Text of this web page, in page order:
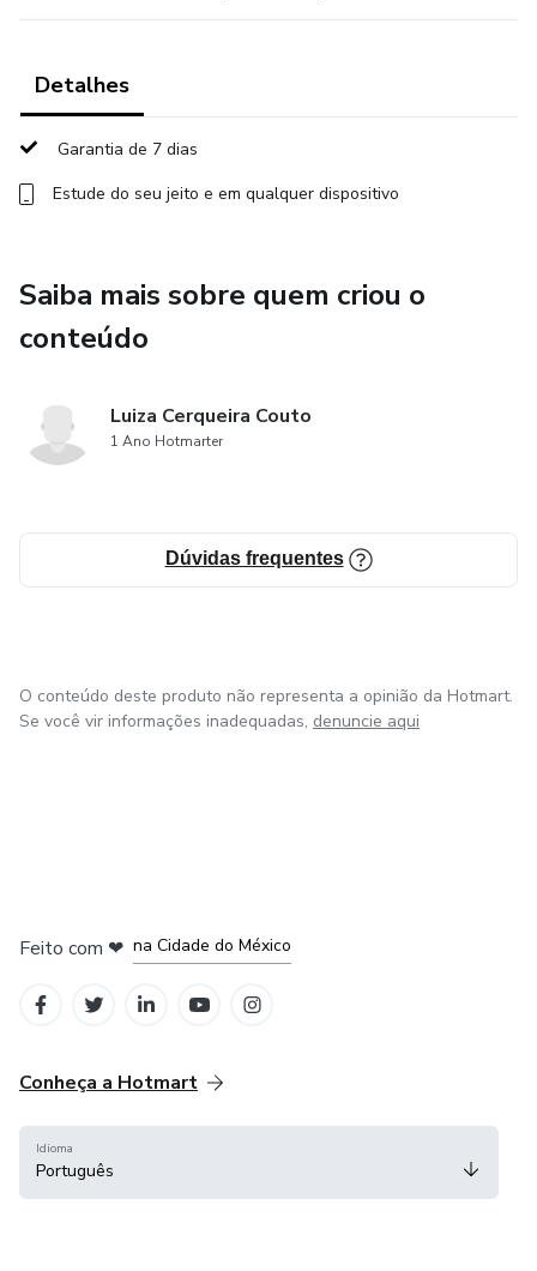
Detalhes
Garantia de 7 dias
Estude do seu jeito e em qualquer dispositivo
Saiba mais sobre quem criou o
conteúdo
Luiza Cerqueira Couto
1 Ano Hotmarter
Dúvidas frequentes
O conteúdo deste produto não representa a opinião da Hotmart.
Se você vir informações inadequadas, denuncie aqui
Feito com ❤ na Cidade do México
Conheça a Hotmart
Idioma
Português